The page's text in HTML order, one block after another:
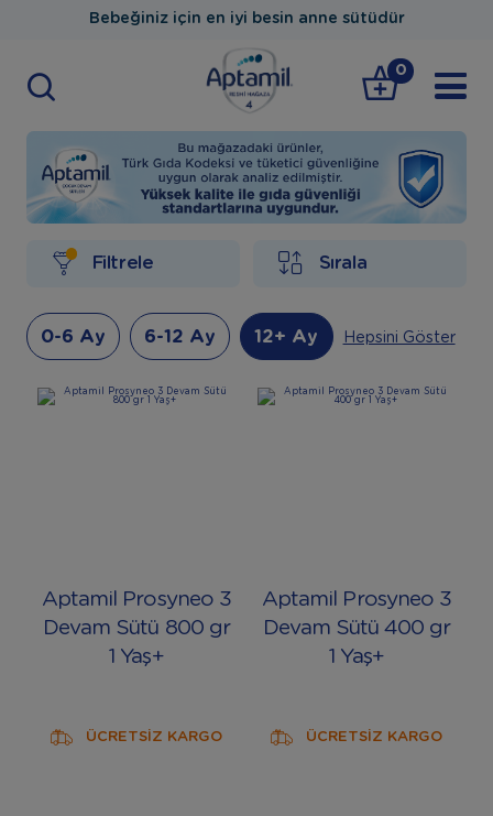
Bebeğiniz için en iyi besin anne sütüdür
0
Filtrele Sırala
0-6 Ay 6-12 Ay 12+ Ay Hepsini Göster
Aptamil Prosyneo 3
Devam Sütü 800 gr
1 Yaş+
ÜCRETSİZ KARGO
Aptamil Prosyneo 3
Devam Sütü 400 gr
1 Yaş+
ÜCRETSİZ KARGO